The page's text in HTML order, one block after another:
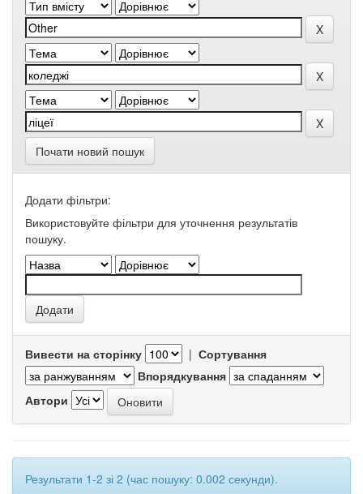
Почати новий пошук
Додати фільтри:
Використовуйте фільтри для уточнення результатів
пошуку.
Вивести на сторінку | Сортування
Впорядкування
Автори
Результати 1-2 зі 2 (час пошуку: 0.002 секунди).